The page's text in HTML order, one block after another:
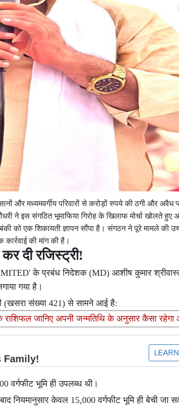
और मध्यमवर्गीय परिवारों से करोड़ों रुपये की ठगी और अवैध
ने इस संगठित भूमाफिया गिरोह के खिलाफ मोर्चा खोलते हुए
को एक शिकायती ज्ञापन सौंपा है। संगठन ने पूरे मामले की
की मांग की है।
दी रजिस्ट्री!
के प्रबंध निदेशक (MD) आशीष कुमार
गया है।
(खसरा संख्या 421) से सामने आई है:
जानिए अपनी जन्मतिथि के अनुसार कैसा
वर्गफीट भूमि ही उपलब्ध थी।
नियमानुसार केवल 15,000 वर्गफीट भूमि ही बेची जा